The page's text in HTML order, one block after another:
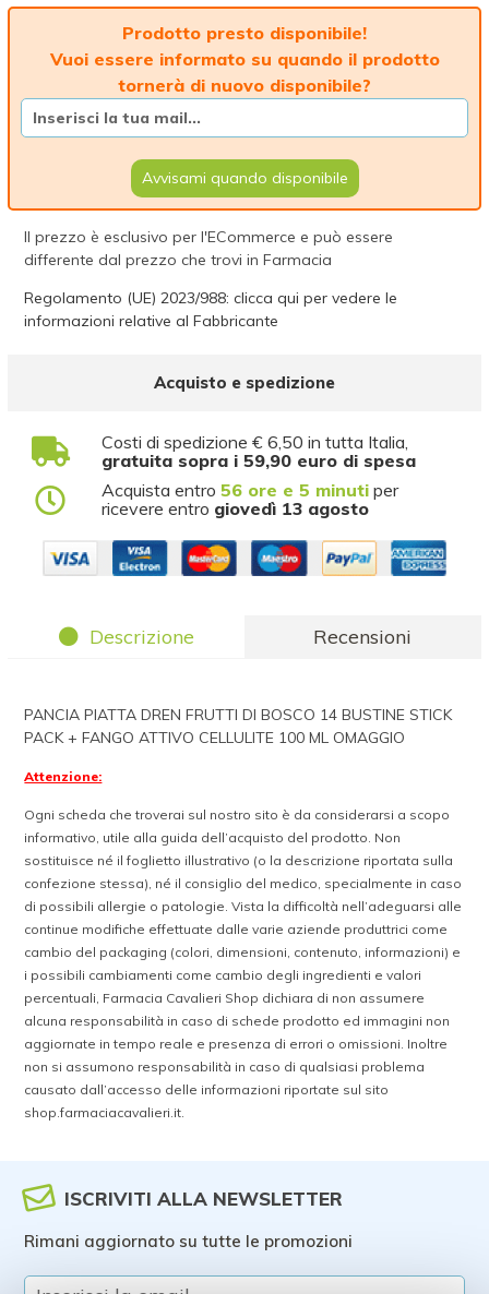
Prodotto presto disponibile!
Vuoi essere informato su quando il prodotto
tornerà di nuovo disponibile?
Avvisami quando disponibile
Il prezzo è esclusivo per l'ECommerce e può essere
differente dal prezzo che trovi in Farmacia
Regolamento (UE) 2023/988: clicca qui per vedere le
informazioni relative al Fabbricante
Acquisto e spedizione
Costi di spedizione € 6,50 in tutta Italia,
gratuita sopra i 59,90 euro di spesa
Acquista entro56 ore e 5 minuti per
ricevere entro giovedì 13 agosto
Descrizione Recensioni
PANCIA PIATTA DREN FRUTTI DI BOSCO 14 BUSTINE STICK
PACK + FANGO ATTIVO CELLULITE 100 ML OMAGGIO
Attenzione:
Ogni scheda che troverai sul nostro sito è da considerarsi a scopo
informativo, utile alla guida dell’acquisto del prodotto. Non
sostituisce né il foglietto illustrativo (o la descrizione riportata sulla
confezione stessa), né il consiglio del medico, specialmente in caso
di possibili allergie o patologie. Vista la difficoltà nell’adeguarsi alle
continue modifiche effettuate dalle varie aziende produttrici come
cambio del packaging (colori, dimensioni, contenuto, informazioni) e
i possibili cambiamenti come cambio degli ingredienti e valori
percentuali, Farmacia Cavalieri Shop dichiara di non assumere
alcuna responsabilità in caso di schede prodotto ed immagini non
aggiornate in tempo reale e presenza di errori o omissioni. Inoltre
non si assumono responsabilità in caso di qualsiasi problema
causato dall’accesso delle informazioni riportate sul sito
shop.farmaciacavalieri.it.
ISCRIVITI ALLA NEWSLETTER
Rimani aggiornato su tutte le promozioni